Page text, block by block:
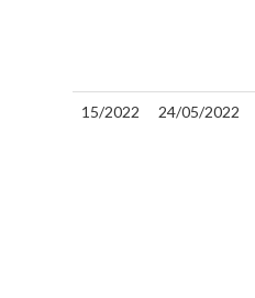
15/2022 24/05/2022